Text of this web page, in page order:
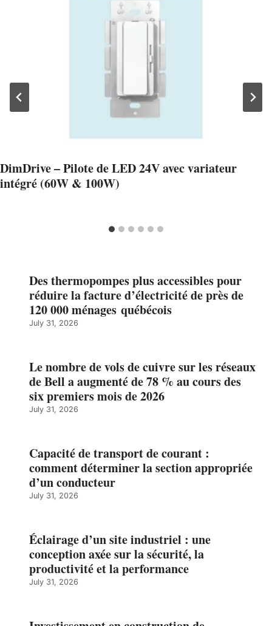
DimDrive – Pilote de LED 24V avec variateur
intégré (60W & 100W)
Des thermopompes plus accessibles pour
réduire la facture d’électricité de près de
120 000 ménages québécois
July 31, 2026
Le nombre de vols de cuivre sur les réseaux
de Bell a augmenté de 78 % au cours des
six premiers mois de 2026
July 31, 2026
Capacité de transport de courant :
comment déterminer la section appropriée
d’un conducteur
July 31, 2026
Éclairage d’un site industriel : une
conception axée sur la sécurité, la
productivité et la performance
July 31, 2026